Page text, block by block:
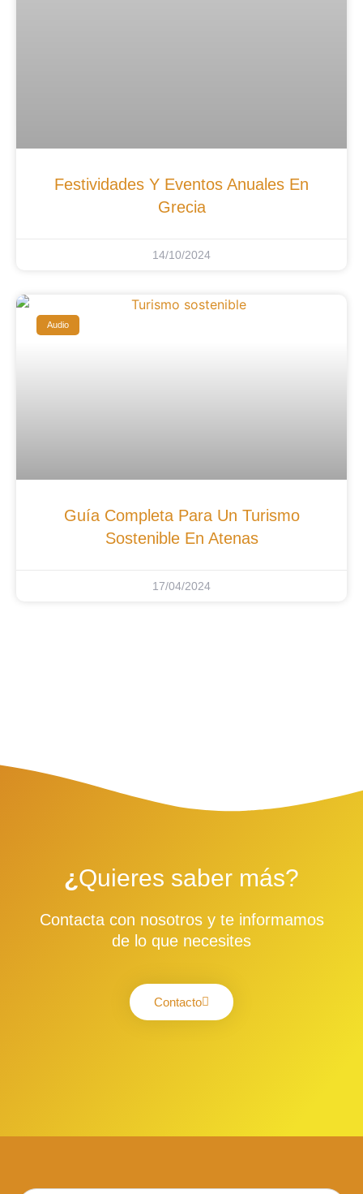
Festividades Y Eventos Anuales En
Grecia
14/10/2024
Audio
Guía Completa Para Un Turismo
Sostenible En Atenas
17/04/2024
¿ Quieres saber más?
Contacta con nosotros y te informamos
de lo que necesites
Contacto